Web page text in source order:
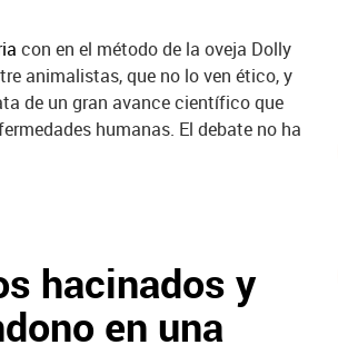
con en el método de la oveja Dolly
animalistas, que no lo ven ético, y
de un gran avance científico que
humanas. El debate no ha
hacinados y
en una